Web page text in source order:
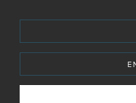
INNEHÅLLET OCH